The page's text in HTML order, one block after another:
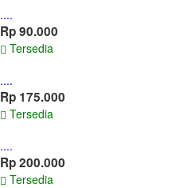
....
Rp 90.000
Tersedia
....
Rp 175.000
Tersedia
....
Rp 200.000
Tersedia